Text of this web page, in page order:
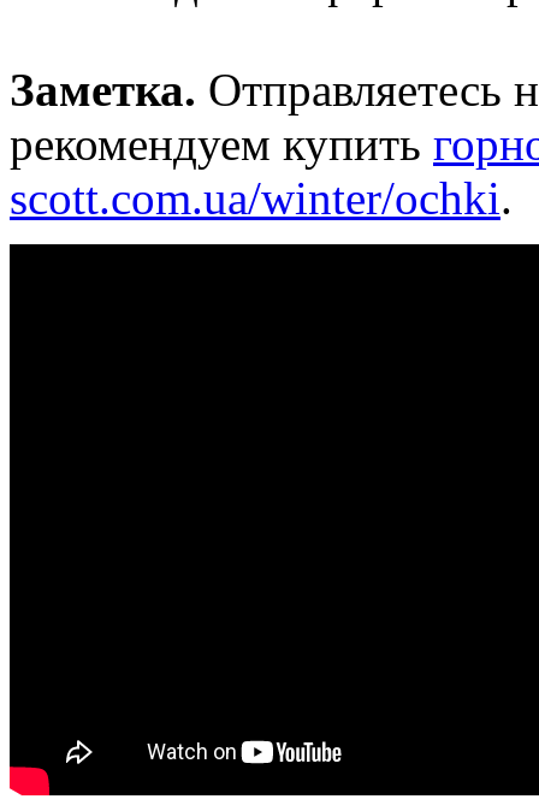
Заметка. Отправляетесь
рекомендуем купить
scott.com.ua/winter/ochki.